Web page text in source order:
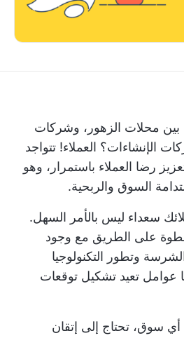
بين محلات الزهور، وشركات
الإنشاءات؟ العملاء! تتواجد
رضا العملاء باستمرار، وهو
السوق والربحية.
سعداء ليس بالأمر السهل.
على الطريق مع وجود
وتطور التكنولوجيا
عوامل تعيد تشكيل توقعات
سوق، تحتاج إلى إتقان